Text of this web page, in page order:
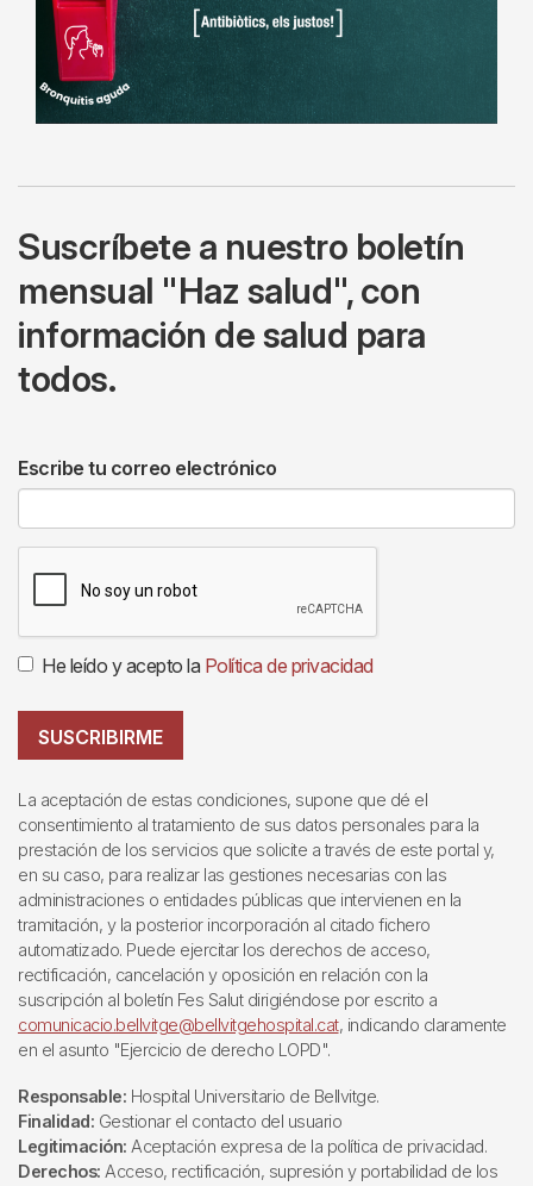
Suscríbete a nuestro boletín
mensual "Haz salud", con
información de salud para
todos.
Escribe tu correo electrónico
He leído y acepto la Política de privacidad
SUSCRIBIRME
La aceptación de estas condiciones, supone que dé el
consentimiento al tratamiento de sus datos personales para la
prestación de los servicios que solicite a través de este portal y,
en su caso, para realizar las gestiones necesarias con las
administraciones o entidades públicas que intervienen en la
tramitación, y la posterior incorporación al citado fichero
automatizado. Puede ejercitar los derechos de acceso,
rectificación, cancelación y oposición en relación con la
suscripción al boletín Fes Salut dirigiéndose por escrito a
comunicacio.bellvitge@bellvitgehospital.cat, indicando claramente
en el asunto "Ejercicio de derecho LOPD".
Responsable: Hospital Universitario de Bellvitge.
Finalidad: Gestionar el contacto del usuario
Legitimación: Aceptación expresa de la política de privacidad.
Derechos: Acceso, rectificación, supresión y portabilidad de los